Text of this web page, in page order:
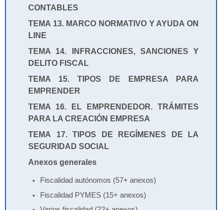
CONTABLES
TEMA 13. MARCO NORMATIVO Y AYUDA ON
LINE
TEMA 14. INFRACCIONES, SANCIONES Y
DELITO FISCAL
TEMA 15. TIPOS DE EMPRESA PARA
EMPRENDER
TEMA 16. EL EMPRENDEDOR. TRÁMITES
PARA LA CREACIÓN EMPRESA
TEMA 17. TIPOS DE REGÍMENES DE LA
SEGURIDAD SOCIAL
Anexos generales
Fiscalidad autónomos (57+ anexos)
Fiscalidad PYMES (15+ anexos)